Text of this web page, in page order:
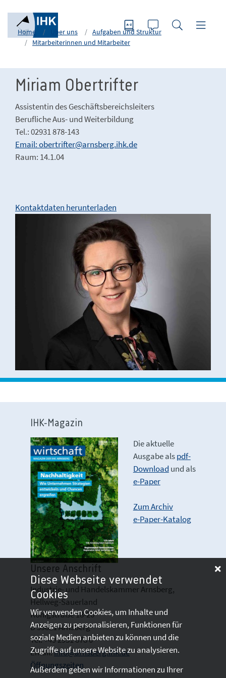
Home Über uns
Aufgaben und Struktur
Mitarbeiterinnen und Mitarbeiter
Miriam Obertrifter
Assistentin des Geschäftsbereichsleiters
Berufliche Aus- und Weiterbildung
Tel.: 02931 878-143
Email: obertrifter@arnsberg.ihk.de
Raum: 14.1.04
Kontaktdaten herunterladen
IHK-Magazin
Die aktuelle
Ausgabe alspdf-
Download und als
e-Paper
Zum Archiv
e-Paper-Katalog
Unsere Anschrift
Industrie- und Handelskammer Arnsberg,
Hellweg-Sauerland
Königstraße 18-20
D 59821 Arnsberg
Tel: +49 2931 878 0
Email:info@arnsberg.ihk.de
Öffnungszeiten
Diese Webseite verwendet
Cookies
Wir verwenden Cookies, um Inhalte und
Anzeigen zu personalisieren, Funktionen für
soziale Medien anbieten zu können und die
Zugriffe auf unsere Website zu analysieren.
Außerdem geben wir Informationen zu Ihrer